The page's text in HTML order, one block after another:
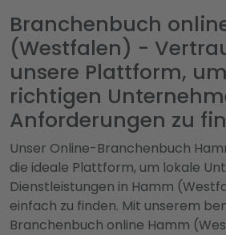
Branchenbuch
(Westfalen) -
unsere Plattform,
richtigen
Anforderungen zu
Unser Online-Branchenbuch
die ideale Plattform, um lokale
Dienstleistungen in Hamm
einfach zu finden. Mit unserem
Branchenbuch online Hamm